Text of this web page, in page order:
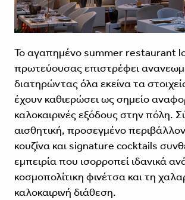
Το αγαπημένο summer restaurant
πρωτεύουσας επιστρέφει
διατηρώντας όλα εκείνα τα
έχουν καθιερώσει ως σημείο
καλοκαιρινές εξόδους στην πόλη.
αισθητική, προσεγμένο
κουζίνα και signature cocktails
εμπειρία που ισορροπεί ιδανικά
κοσμοπολίτικη φινέτσα και τη
καλοκαιρινή διάθεση.